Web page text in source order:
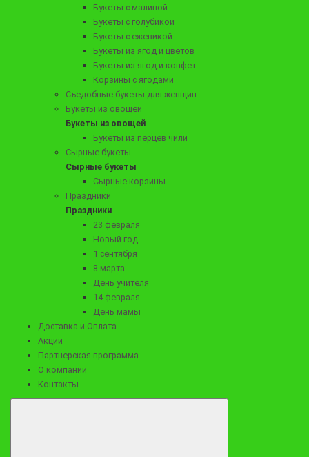
Букеты с малиной
Букеты с голубикой
Букеты с ежевикой
Букеты из ягод и цветов
Букеты из ягод и конфет
Корзины с ягодами
Съедобные букеты для женщин
Букеты из овощей
Букеты из овощей
Букеты из перцев чили
Сырные букеты
Сырные букеты
Сырные корзины
Праздники
Праздники
23 февраля
Новый год
1 сентября
8 марта
День учителя
14 февраля
День мамы
Доставка и Оплата
Акции
Партнерская программа
О компании
Контакты
Букет из конфет и чая «Сладкая перемена»